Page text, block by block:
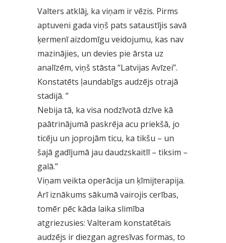
Valters atklāj, ka viņam ir vēzis. Pirms
aptuveni gada viņš pats sataustījis savā
ķermenī aizdomīgu veidojumu, kas nav
mazinājies, un devies pie ārsta uz
analīzēm, viņš stāsta “Latvijas Avīzei”.
Konstatēts ļaundabīgs audzējs otrajā
stadijā. ”
Nebija tā, ka visa nodzīvotā dzīve kā
paātrinājumā paskrēja acu priekšā, jo
ticēju un joprojām ticu, ka tikšu – un
šajā gadījumā jau daudzskaitlī – tiksim –
galā.”
Viņam veikta operācija un ķīmijterapija.
Arī iznākums sākumā vairojis cerības,
tomēr pēc kāda laika slimība
atgriezusies: Valteram konstatētais
audzējs ir diezgan agresīvas formas, to